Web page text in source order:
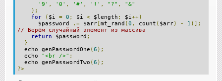
'9' , '0' , '#' , '!' , "?" ,
"&"
);
for
( $i = 0 ; $i < $length ; $i++)
$password
.= $arr mt_rand ( 0 , count ( $arr) - 1 )];
// Берём случайный элемент из массива
return $password ;
}
echo genPasswordOne ( 6 );
echo "<br />" ;
echo genPasswordTwo ( 6 );
?>